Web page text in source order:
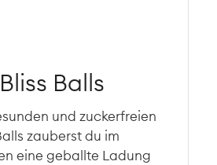
Balls
und zuckerfreien
zauberst du im
eine geballte Ladung